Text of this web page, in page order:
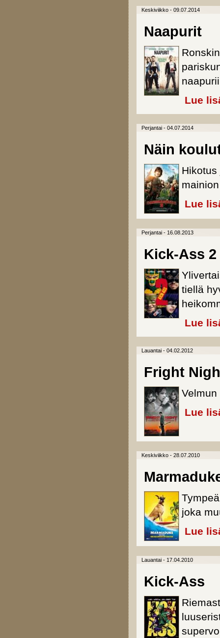
Keskiviikko - 09.07.2014
Naapurit
Lue
Perjantai - 04.07.2014
Näin
Lue
Perjantai - 16.08.2013
Kick-Ass 2
tiellä
Lue
Lauantai - 04.02.2012
Fright
Lue
Keskiviikko - 28.07.2010
joka
Lue
Lauantai - 17.04.2010
Kick-Ass